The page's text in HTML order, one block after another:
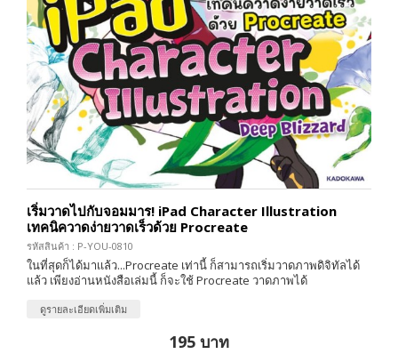
เริ่มวาดไปกับจอมมาร! iPad Character Illustration
เทคนิควาดง่ายวาดเร็วด้วย Procreate
รหัสสินค้า : P-YOU-0810
ในที่สุดก็ได้มาเเล้ว...Procreate เท่านี้ ก็สามารถเริ่มวาดภาพดิจิทัลได้
แล้ว เพียงอ่านหนังสือเล่มนี้ ก็จะใช้ Procreate วาดภาพได้
ดูรายละเอียดเพิ่มเติม
195 บาท